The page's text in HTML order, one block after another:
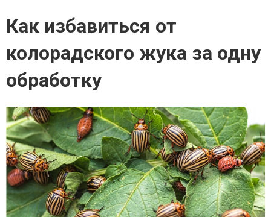
Как избавиться от
колорадского жука за одну
обработку